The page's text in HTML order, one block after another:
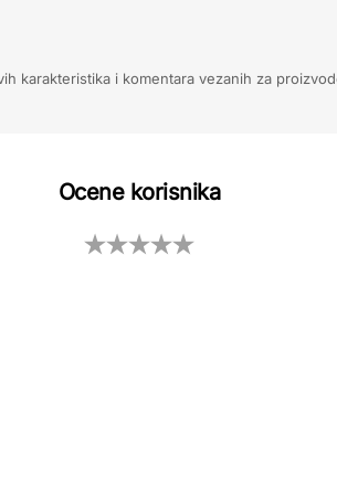
karakteristika i komentara vezanih za
Ocene korisnika